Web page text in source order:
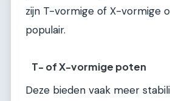
zijn T-vormige of X-vormige
populair.
T- of X-vormige poten
Deze bieden vaak meer